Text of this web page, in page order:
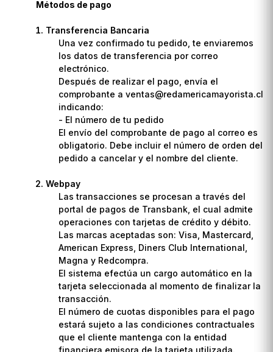
Métodos de pago
Transferencia Bancaria
Una vez confirmado tu pedido, te enviaremos
los datos de transferencia por correo
electrónico.
Después de realizar el pago, envía el
comprobante a ventas@redamericamayorista.cl
indicando:
- El número de tu pedido
El envío del comprobante de pago al correo es
obligatorio. Debe incluir el número de orden del
pedido a cancelar y el nombre del cliente.
Webpay
Las transacciones se procesan a través del
portal de pagos de Transbank, el cual admite
operaciones con tarjetas de crédito y débito.
Las marcas aceptadas son: Visa, Mastercard,
American Express, Diners Club International,
Magna y Redcompra.
El sistema efectúa un cargo automático en la
tarjeta seleccionada al momento de finalizar la
transacción.
El número de cuotas disponibles para el pago
estará sujeto a las condiciones contractuales
que el cliente mantenga con la entidad
financiera emisora de la tarjeta utilizada.